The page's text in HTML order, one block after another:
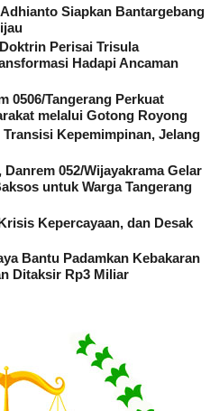
Siapkan Bantargebang
Perisai Trisula
Hadapi Ancaman
0506/Tangerang Perkuat
melalui Gotong Royong
Transisi Kepemimpinan, Jelang
052/Wijayakrama Gelar
untuk Warga Tangerang
Kepercayaan, dan Desak
Bantu Padamkan Kebakaran
Ditaksir Rp3 Miliar